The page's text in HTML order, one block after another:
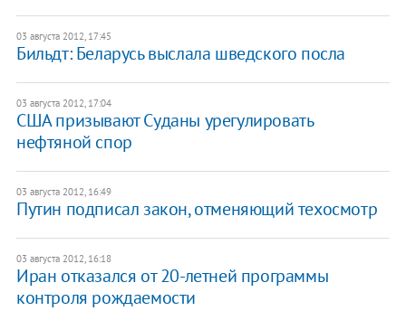
03 августа 2012, 17:45
Бильдт: Беларусь выслала шведского посла
03 августа 2012, 17:04
США призывают Суданы урегулировать
нефтяной спор
03 августа 2012, 16:49
Путин подписал закон, отменяющий техосмотр
03 августа 2012, 16:18
Иран отказался от 20-летней программы
контроля рождаемости